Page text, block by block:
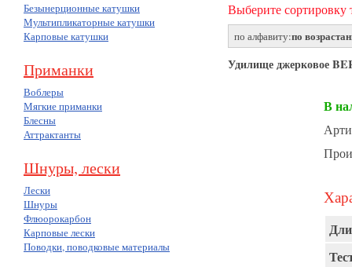
Безынерционные катушки
Мультипликаторные катушки
Карповые катушки
Приманки
Воблеры
Мягкие приманки
Блесны
Аттрактанты
Шнуры, лески
Лески
Шнуры
Флюорокарбон
Карповые лески
Поводки, поводковые материалы
Выберите сортировку
по алфавиту:по
Удилище джерковое
В